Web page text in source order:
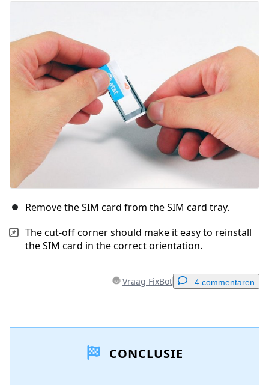
Plaats opmerking
Remove the SIM card from the SIM card tray.
The cut-off corner should make it easy to reinstall
the SIM card in the correct orientation.
Vraag FixBot 4 commentaren
Voeg opmerking toeCONCLUSIE